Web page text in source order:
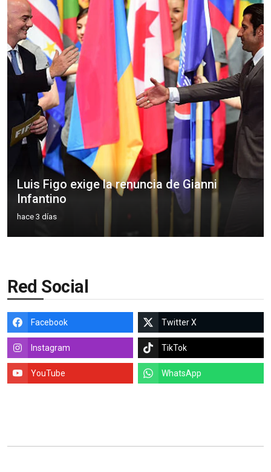
Luis Figo exige la renuncia de Gianni
Infantino
hace 3 días
Red Social
Facebook Twitter X
Instagram TikTok
YouTube WhatsApp